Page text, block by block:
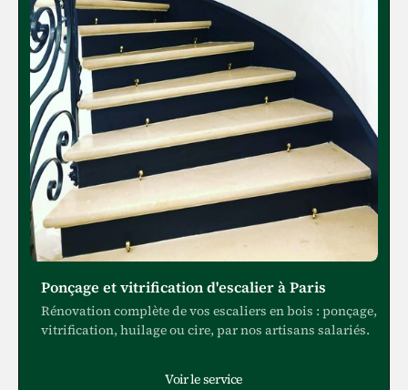
Ponçage et vitrification d'escalier à Paris
Rénovation complète de vos escaliers en bois : ponçage,
vitrification, huilage ou cire, par nos artisans salariés.
Voir le service